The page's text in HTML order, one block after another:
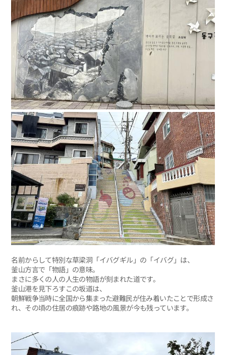
名前からして特別な草梁洞「イバグギル」の「イバグ」は、
釜山方言で「物語」の意味。
まさに多くの人の人生の物語が刻まれた道です。
釜山港を見下ろすこの坂道は、
朝鮮戦争当時に全国から集まった避難民が住み着いたことで形成さ
れ、その頃の住居の痕跡や路地の風景が今も残っています。